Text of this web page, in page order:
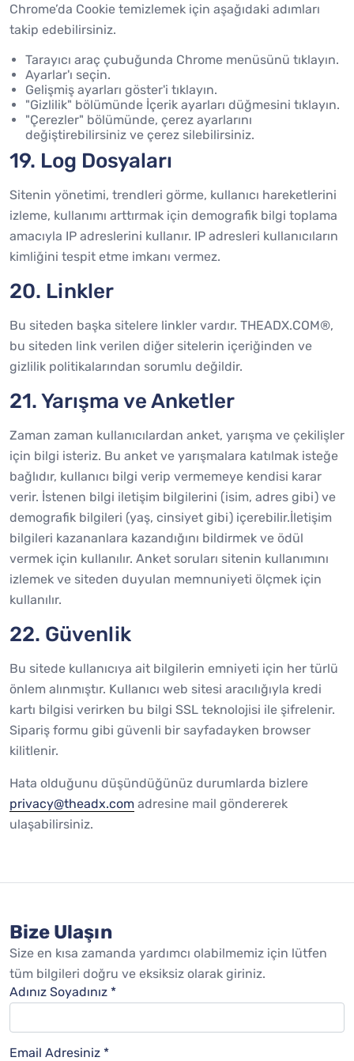
Chrome’da Cookie temizlemek için aşağıdaki adımları
takip edebilirsiniz.
Tarayıcı araç çubuğunda Chrome menüsünü tıklayın.
Ayarlar'ı seçin.
Gelişmiş ayarları göster'i tıklayın.
"Gizlilik" bölümünde İçerik ayarları düğmesini tıklayın.
"Çerezler" bölümünde, çerez ayarlarını
değiştirebilirsiniz ve çerez silebilirsiniz.
19. Log Dosyaları
Sitenin yönetimi, trendleri görme, kullanıcı hareketlerini
izleme, kullanımı arttırmak için demografik bilgi toplama
amacıyla IP adreslerini kullanır. IP adresleri kullanıcıların
kimliğini tespit etme imkanı vermez.
20. Linkler
Bu siteden başka sitelere linkler vardır. THEADX.COM®,
bu siteden link verilen diğer sitelerin içeriğinden ve
gizlilik politikalarından sorumlu değildir.
21. Yarışma ve Anketler
Zaman zaman kullanıcılardan anket, yarışma ve çekilişler
için bilgi isteriz. Bu anket ve yarışmalara katılmak isteğe
bağlıdır, kullanıcı bilgi verip vermemeye kendisi karar
verir. İstenen bilgi iletişim bilgilerini (isim, adres gibi) ve
demografik bilgileri (yaş, cinsiyet gibi) içerebilir.İletişim
bilgileri kazananlara kazandığını bildirmek ve ödül
vermek için kullanılır. Anket soruları sitenin kullanımını
izlemek ve siteden duyulan memnuniyeti ölçmek için
kullanılır.
22. Güvenlik
Bu sitede kullanıcıya ait bilgilerin emniyeti için her türlü
önlem alınmıştır. Kullanıcı web sitesi aracılığıyla kredi
kartı bilgisi verirken bu bilgi SSL teknolojisi ile şifrelenir.
Sipariş formu gibi güvenli bir sayfadayken browser
kilitlenir.
Hata olduğunu düşündüğünüz durumlarda bizlere
privacy@theadx.com adresine mail göndererek
ulaşabilirsiniz.
Bize Ulaşın
Size en kısa zamanda yardımcı olabilmemiz için lütfen
tüm bilgileri doğru ve eksiksiz olarak giriniz.
Adınız Soyadınız *
Email Adresiniz *